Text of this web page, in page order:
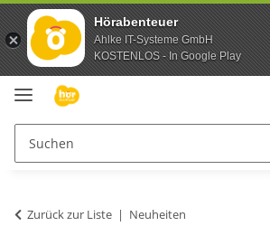
Hörabenteuer
Ahlke IT-Systeme GmbH
KOSTENLOS - In Google Play
Zurück zur Liste Neuheiten